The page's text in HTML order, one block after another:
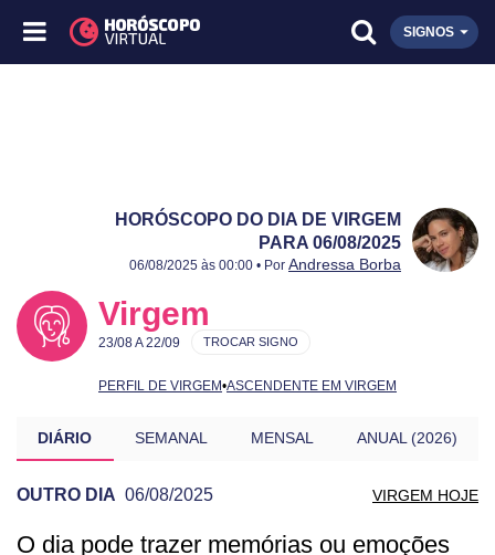
SIGNOS
HORÓSCOPO DO DIA DE VIRGEM
PARA 06/08/2025
Publicado:
06/08/2025
Atualizado:
06/08/2025
06/08/2025 às 00:00 • Por Andressa Borba
Virgem
23/08 A 22/09
PERFIL DE VIRGEM•ASCENDENTE EM VIRGEM
TROCAR SIGNO
DIÁRIO SEMANAL MENSAL ANUAL (2026)
OUTRO DIA 06/08/2025 VIRGEM HOJE
O dia pode trazer memórias ou emoções